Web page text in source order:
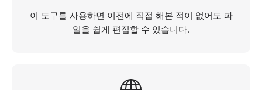
이 도구를 사용하면 이전에 직접 해본 적이 없어도 파
일을 쉽게 편집할 수 있습니다.